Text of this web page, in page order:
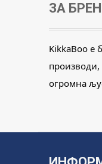
ЗА
KikkaBoo е
огромна